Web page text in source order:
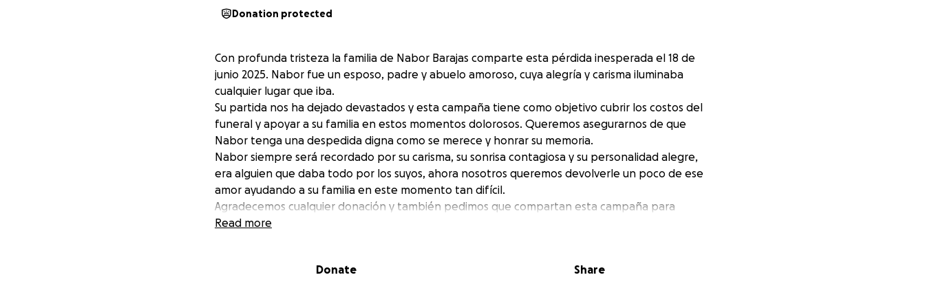
Donation protected
Con profunda tristeza la familia de Nabor Barajas comparte esta pérdida inesperada el 18 de
junio 2025. Nabor fue un esposo, padre y abuelo amoroso, cuya alegría y carisma iluminaba
cualquier lugar que iba.
Su partida nos ha dejado devastados y esta campaña tiene como objetivo cubrir los costos del
funeral y apoyar a su familia en estos momentos dolorosos. Queremos asegurarnos de que
Nabor tenga una despedida digna como se merece y honrar su memoria.
Nabor siempre será recordado por su carisma, su sonrisa contagiosa y su personalidad alegre,
era alguien que daba todo por los suyos, ahora nosotros queremos devolverle un poco de ese
amor ayudando a su familia en este momento tan difícil.
Agradecemos cualquier donación y también pedimos que compartan esta campaña para
ayudarnos a honrar la memoria de Nabor Barajas.
Read more
Donate Share